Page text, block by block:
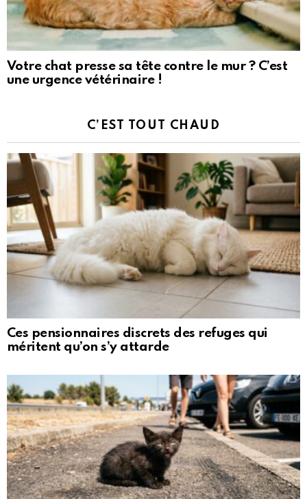
Votre chat presse sa tête contre le mur ? C’est
une urgence vétérinaire !
C’EST TOUT CHAUD
Ces pensionnaires discrets des refuges qui
méritent qu’on s’y attarde